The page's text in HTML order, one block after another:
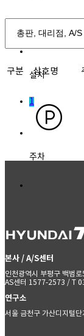
설치
주차
구분 상호명
1
본사 / A/S센터
인천광역시 부평구 백범
AS센터 1577-2573 / T
연구소
서울 금천구 가산디지털